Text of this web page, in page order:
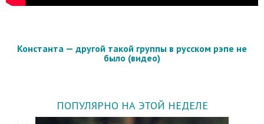
Константа — другой такой группы в русском рэпе не
было (видео)
ПОПУЛЯРНО НА ЭТОЙ НЕДЕЛЕ